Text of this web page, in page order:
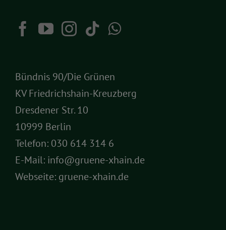
Bündnis 90/Die Grünen
KV Friedrichshain-Kreuzberg
Dresdener Str. 10
10999 Berlin
Telefon: 030 614 314 6
E-Mail: info@gruene-xhain.de
Webseite: gruene-xhain.de